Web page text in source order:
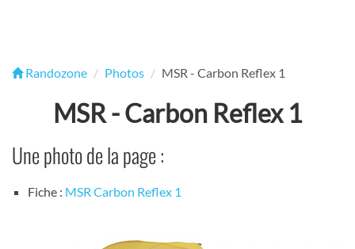
Randozone Photos MSR - Carbon Reflex 1
MSR - Carbon Reflex 1
Une photo de la page :
Fiche : MSR Carbon Reflex 1